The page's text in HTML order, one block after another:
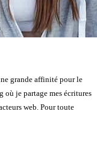
grande affinité pour le
où je partage mes écritures
web. Pour toute